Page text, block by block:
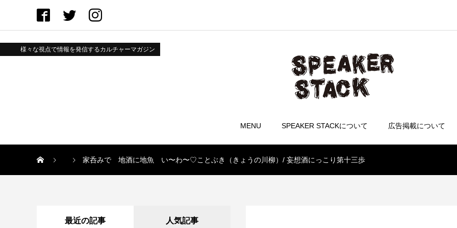
様々な視点で情報を発信するカルチャーマガジン
MENU SPEAKER STACKについて 広告掲載について
家呑みで 地酒に地魚 い〜わ〜♡ことぶき（きょうの川柳）/ 妄想酒にっこり第十三歩
最近の記事 人気記事